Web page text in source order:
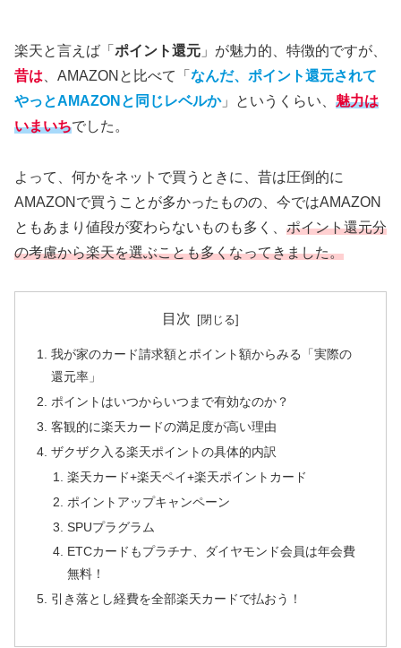
楽天と言えば「 ポイント還元 」が魅力的、特徴的ですが、
昔は 、AMAZONと比べて「 なんだ、ポイント還元されて
やっとAMAZONと同じレベルか」というくらい、 魅力は
いまいちでした。
よって、何かをネットで買うときに、昔は圧倒的に
AMAZONで買うことが多かったものの、今ではAMAZON
ともあまり値段が変わらないものも多く、 ポイント還元分
の考慮から楽天を選ぶことも多くなってきました。
目次
我が家のカード請求額とポイント額からみる「実際の
還元率」
ポイントはいつからいつまで有効なのか？
客観的に楽天カードの満足度が高い理由
ザクザク入る楽天ポイントの具体的内訳
楽天カード+楽天ペイ+楽天ポイントカード
ポイントアップキャンペーン
SPUプラグラム
ETCカードもプラチナ、ダイヤモンド会員は年会費
無料！
引き落とし経費を全部楽天カードで払おう！